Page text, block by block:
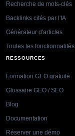
Recherche de mots-clés
Backlinks cités par l'IA
Générateur d'articles
Toutes les
RESSOURCES
Formation GEO gratuite
Glossaire GEO / SEO
Blog
Documentation
Réserver une démo